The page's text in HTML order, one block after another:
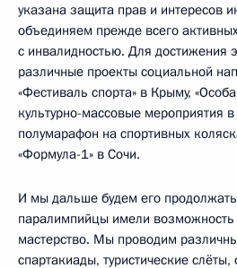
указана защита прав и интересов
объединяем прежде всего
с инвалидностью. Для достижения
различные проекты социальной
«Фестиваль спорта» в Крыму,
культурно-массовые мероприятия в
полумарафон на спортивных
«Формула-1» в Сочи.
И мы дальше будем его
паралимпийцы имели
мастерство. Мы проводим
спартакиады, туристические